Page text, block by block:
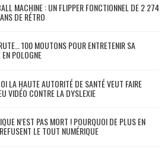
MACHINE : UN FLIPPER FONCTIONNEL DE 2 274
DE RÉTRO
100 MOUTONS POUR ENTRETENIR SA
POLOGNE
LA HAUTE AUTORITÉ DE SANTÉ VEUT FAIRE
VIDÉO CONTRE LA DYSLEXIE
N’EST PAS MORT ! POURQUOI DE PLUS EN
LE TOUT NUMÉRIQUE